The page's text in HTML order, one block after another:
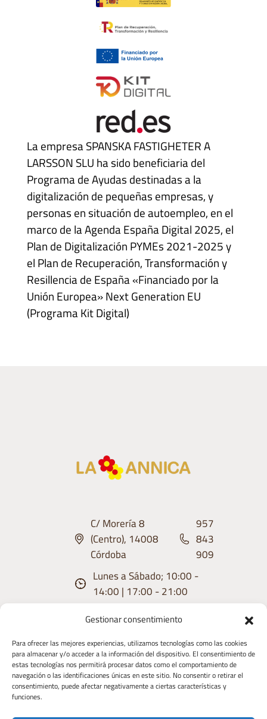
Gestionar consentimiento
Para ofrecer las mejores experiencias, utilizamos tecnologías como las cookies
para almacenar y/o acceder a la información del dispositivo. El consentimiento de
estas tecnologías nos permitirá procesar datos como el comportamiento de
navegación o las identificaciones únicas en este sitio. No consentir o retirar el
consentimiento, puede afectar negativamente a ciertas características y
funciones.
La empresa SPANSKA FASTIGHETER A
LARSSON SLU ha sido beneficiaria del
Programa de Ayudas destinadas a la
digitalización de pequeñas empresas, y
personas en situación de autoempleo, en el
marco de la Agenda España Digital 2025, el
Plan de Digitalización PYMEs 2021-2025 y
el Plan de Recuperación, Transformación y
Resillencia de España «Financiado por la
Unión Europea» Next Generation EU
(Programa Kit Digital)
C/ Morería 8
(Centro), 14008
Córdoba
957
843
909
Lunes a Sábado; 10:00 -
14:00 | 17:00 - 21:00
Aviso
Legal
Condiciones
de uso
Política de
privacidad
Política de
Cookies
Derecho de
Desistimiento